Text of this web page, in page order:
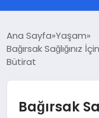
EKONOMI
Ana Sayfa Yaşam
Bağırsak Sağlığınız
Bütirat
Bağırsak